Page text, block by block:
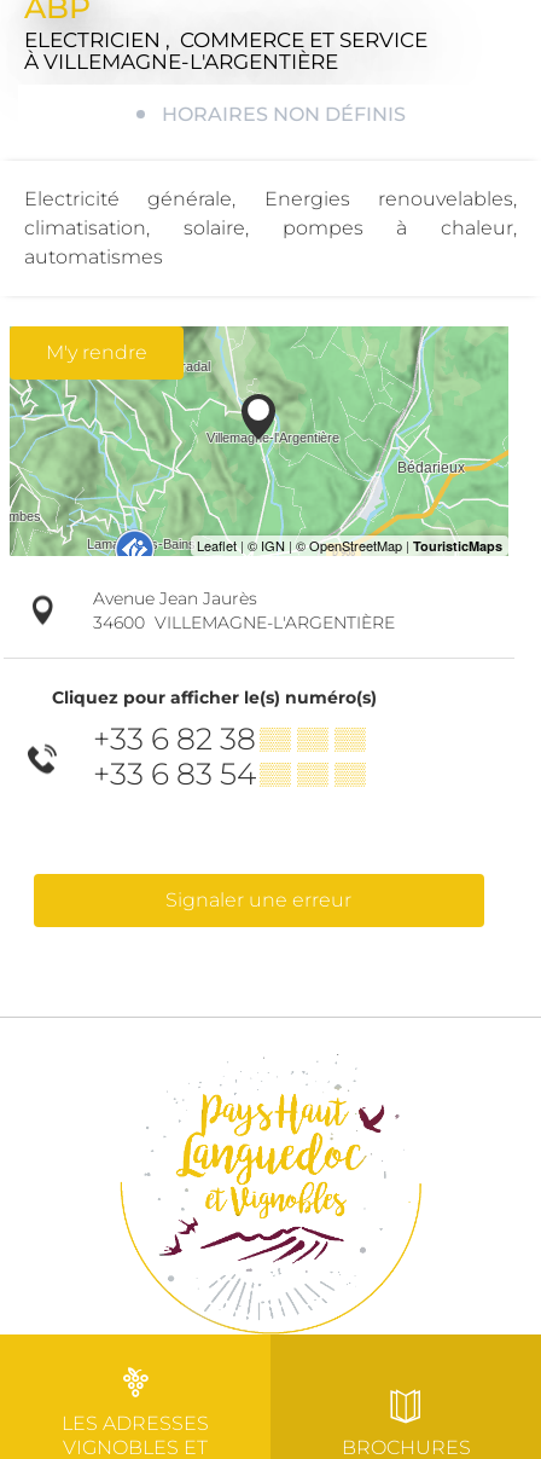
ELECTRICIEN , COMMERCE ET SERVICE
À VILLEMAGNE-L'ARGENTIÈRE
HORAIRES NON DÉFINIS
Electricité générale, Energies renouvelables,
climatisation, solaire, pompes à chaleur,
automatismes
M'y rendre
Avenue Jean Jaurès
34600 VILLEMAGNE-L'ARGENTIÈRE
Cliquez pour afficher le(s) numéro(s)
+33 6 82 38▒▒ ▒▒ ▒▒
+33 6 83 54▒▒ ▒▒ ▒▒
Signaler une erreur
LES ADRESSES
VIGNOBLES ET
BROCHURES